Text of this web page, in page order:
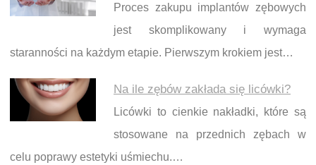
Proces zakupu implantów zębowych
jest skomplikowany i wymaga
staranności na każdym etapie. Pierwszym krokiem jest…
Na ile zębów zakłada się licówki?
Licówki to cienkie nakładki, które są
stosowane na przednich zębach w
celu poprawy estetyki uśmiechu.…